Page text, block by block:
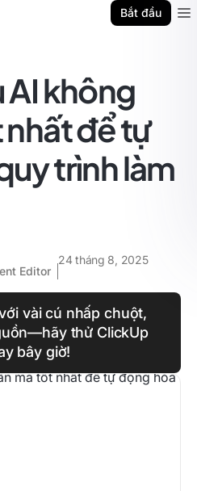
Bắt đầu
AI không
để tự
trình làm
Editor
24 tháng 8, 2025
vài cú nhấp chuột,
thử ClickUp
bây giờ!